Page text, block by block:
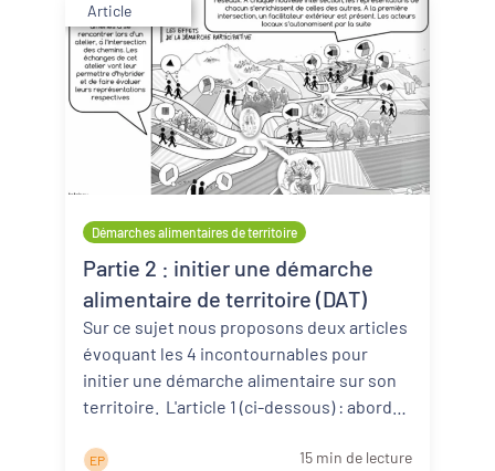
Article
Démarches alimentaires de territoire
Partie 2 : initier une démarche
alimentaire de territoire (DAT)
Sur ce sujet nous proposons deux articles
évoquant les 4 incontournables pour
initier une démarche alimentaire sur son
territoire. L'article 1 (ci-dessous) : aborde
E P
15 min de lecture